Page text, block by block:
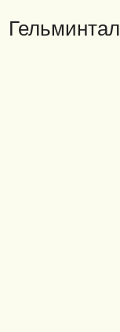
Гельминтал